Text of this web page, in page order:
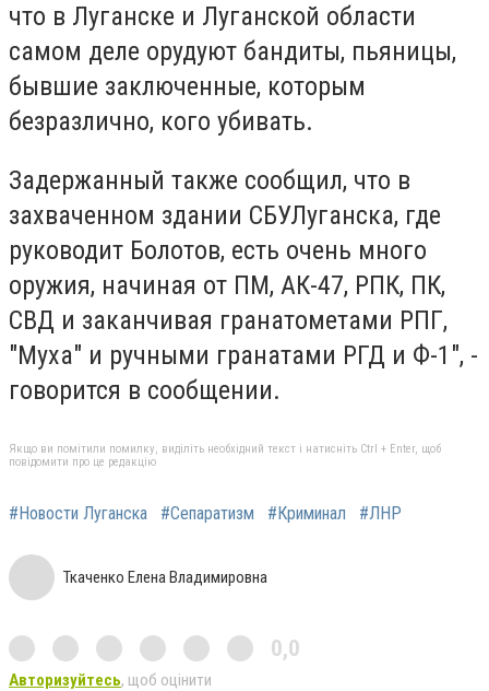
что в Луганске и Луганской области
самом деле орудуют бандиты, пьяницы,
бывшие заключенные, которым
безразлично, кого убивать.
Задержанный также сообщил, что в
захваченном здании СБУЛуганска, где
руководит Болотов, есть очень много
оружия, начиная от ПМ, АК-47, РПК, ПК,
СВД и заканчивая гранатометами РПГ,
"Муха" и ручными гранатами РГД и Ф-1", -
говорится в сообщении.
Якщо ви помітили помилку, виділіть необхідний текст і натисніть Ctrl + Enter, щоб
повідомити про це редакцію
#Новости Луганска #Сепаратизм #Криминал #ЛНР
Ткаченко Елена Владимировна
0,0
Авторизуйтесь, щоб оцінити